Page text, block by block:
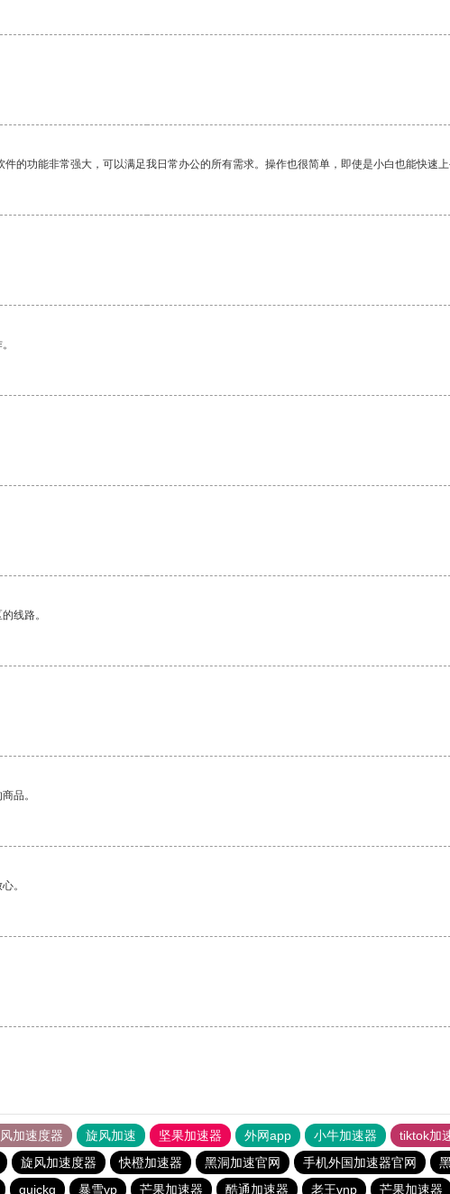
的功能非常强大，可以满足我日常办公的所有需求。操作也很简单，即使是小白也能快速上
线路。
品。
。
加速度器 旋风加速 坚果加速器 外网app 小牛加速器 tiktok加
旋风加速度器 快橙加速器 黑洞加速官网 手机外国加速器官网
quickq 暴雪vp 芒果加速器 酷通加速器 老王vnp 芒果加速器